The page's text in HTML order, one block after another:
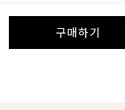
구매하기